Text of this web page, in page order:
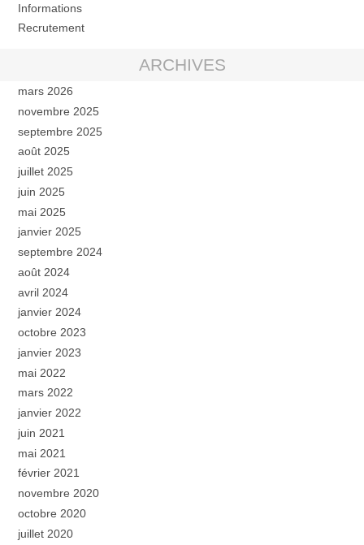
Informations
Recrutement
ARCHIVES
mars 2026
novembre 2025
septembre 2025
août 2025
juillet 2025
juin 2025
mai 2025
janvier 2025
septembre 2024
août 2024
avril 2024
janvier 2024
octobre 2023
janvier 2023
mai 2022
mars 2022
janvier 2022
juin 2021
mai 2021
février 2021
novembre 2020
octobre 2020
juillet 2020